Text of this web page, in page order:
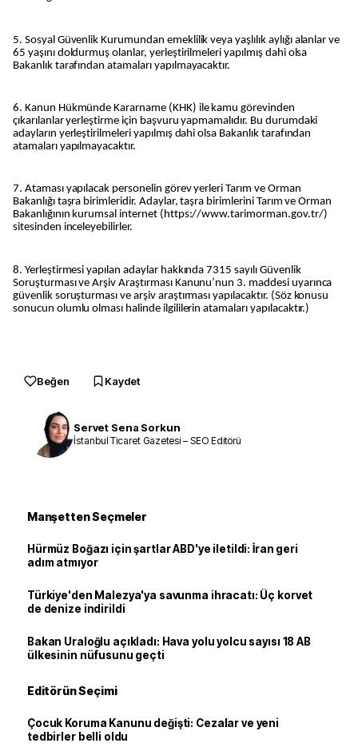
5. Sosyal Güvenlik Kurumundan emeklilik veya yaşlılık aylığı alanlar ve
65 yaşını doldurmuş olanlar, yerleştirilmeleri yapılmış dahi olsa
Bakanlık tarafından atamaları yapılmayacaktır.
6. Kanun Hükmünde Kararname (KHK) ile kamu görevinden
çıkarılanlar yerleştirme için başvuru yapmamalıdır. Bu durumdaki
adayların yerleştirilmeleri yapılmış dahi olsa Bakanlık tarafından
atamaları yapılmayacaktır.
7. Ataması yapılacak personelin görev yerleri Tarım ve Orman
Bakanlığı taşra birimleridir. Adaylar, taşra birimlerini Tarım ve Orman
Bakanlığının kurumsal internet (https://www.tarimorman.gov.tr/)
sitesinden inceleyebilirler.
8. Yerleştirmesi yapılan adaylar hakkında 7315 sayılı Güvenlik
Soruşturması ve Arşiv Araştırması Kanunu’nun 3. maddesi uyarınca
güvenlik soruşturması ve arşiv araştırması yapılacaktır. (Söz konusu
sonucun olumlu olması halinde ilgililerin atamaları yapılacaktır.)
Beğen Kaydet
Servet Sena Sorkun
İstanbul Ticaret Gazetesi – SEO Editörü
Manşetten Seçmeler
Hürmüz Boğazı için şartlar ABD'ye iletildi: İran geri
adım atmıyor
Türkiye'den Malezya'ya savunma ihracatı: Üç korvet
de denize indirildi
Bakan Uraloğlu açıkladı: Hava yolu yolcu sayısı 18 AB
ülkesinin nüfusunu geçti
Editörün Seçimi
Çocuk Koruma Kanunu değişti: Cezalar ve yeni
tedbirler belli oldu